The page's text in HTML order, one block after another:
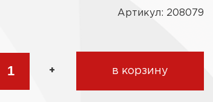
Артикул: 208079
+ в корзину